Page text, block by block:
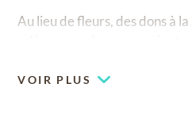
Au lieu de fleurs, des dons à
VOIR PLUS